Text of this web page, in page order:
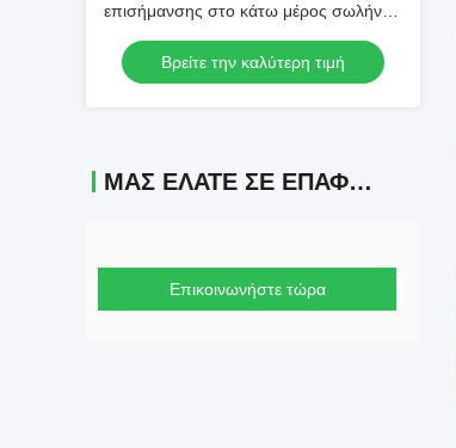
επισήμανσης στο κάτω μέρος σωλήνα
για lipgloss
Βρείτε την καλύτερη τιμή
ΜΑΣ ΕΛΆΤΕ ΣΕ ΕΠΑΦΉ ΜΕ
Επικοινωνήστε τώρα